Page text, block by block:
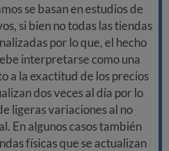
se basan en estudios de
si bien no todas las tiendas
por lo que, el hecho
interpretarse como una
a la exactitud de los precios
dos veces al día por lo
ligeras variaciones al no
En algunos casos también
físicas que se actualizan